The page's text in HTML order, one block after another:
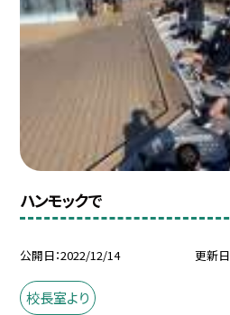
ハンモックで
公開日 2022/12/14 更新日
校長室より